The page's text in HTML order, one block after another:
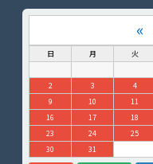
«
日 月 火
2
3 4
9
10 11
16
17 18
23
24 25
30
31